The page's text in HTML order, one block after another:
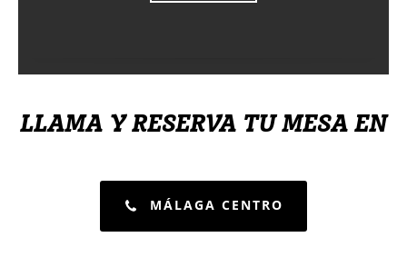
LLAMA Y RESERVA TU MESA EN
MÁLAGA CENTRO